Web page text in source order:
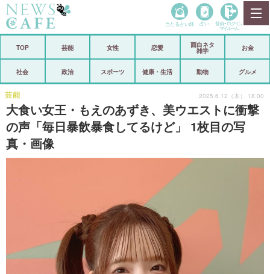
政治
芸能 スポーツ
恋愛
アリ／ナシ
ショップ
登録・ログイン/マイルーム
当たる占い師 占い 登録• ログイン
マイルーム
TOP 芸能 女性 恋愛
面白ネタ
雑学
お金
社会 政治 スポーツ 健康・生活 動物 グルメ
大食い女王・もえのあずき、美ウエストに衝撃
の声「毎日暴飲暴食してるけど」 1枚目の写
真・画像
芸能 2025.6.12（木） 18:00